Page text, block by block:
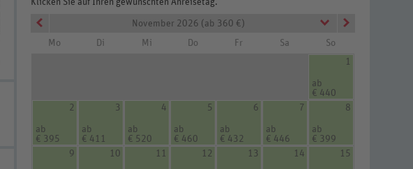
Wohnbeispiel Doppelzimmer (Zimmercodierung DB1)
November 2026 (ab 360 €)
Mo
Di Mi Do Fr Sa
So
1
ab
€ 440
2
ab
€ 395
3
ab
€ 411
4
ab
€ 520
5
ab
€ 460
6
ab
€ 432
7
ab
€ 446
8
ab
€ 399
9
10 11 12 13 14 15